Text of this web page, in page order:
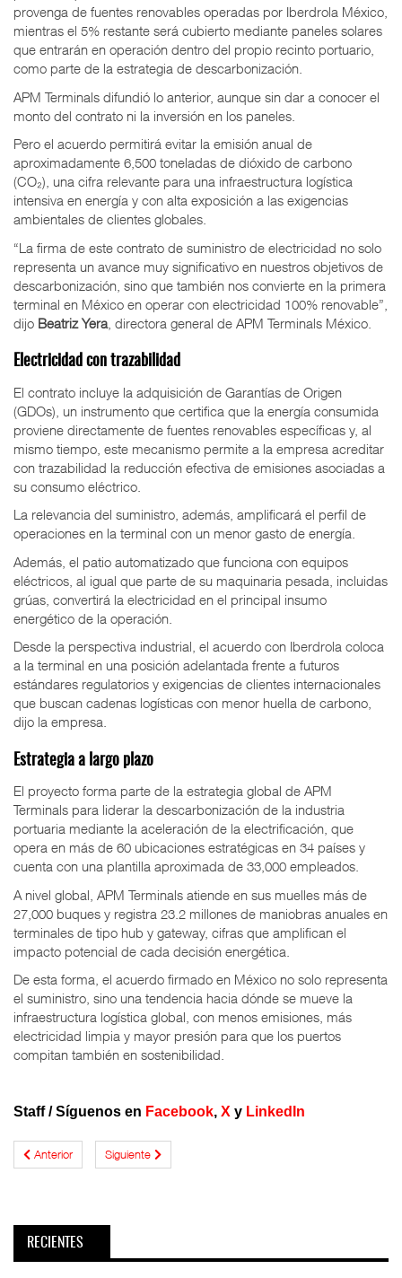
provenga de fuentes renovables operadas por Iberdrola México,
mientras el 5% restante será cubierto mediante paneles solares
que entrarán en operación dentro del propio recinto portuario,
como parte de la estrategia de descarbonización.
APM Terminals difundió lo anterior, aunque sin dar a conocer el
monto del contrato ni la inversión en los paneles.
Pero el acuerdo permitirá evitar la emisión anual de
aproximadamente 6,500 toneladas de dióxido de carbono
(CO₂), una cifra relevante para una infraestructura logística
intensiva en energía y con alta exposición a las exigencias
ambientales de clientes globales.
“La firma de este contrato de suministro de electricidad no solo
representa un avance muy significativo en nuestros objetivos de
descarbonización, sino que también nos convierte en la primera
terminal en México en operar con electricidad 100% renovable”,
dijo Beatriz Yera, directora general de APM Terminals México.
Electricidad con trazabilidad
El contrato incluye la adquisición de Garantías de Origen
(GDOs), un instrumento que certifica que la energía consumida
proviene directamente de fuentes renovables específicas y, al
mismo tiempo, este mecanismo permite a la empresa acreditar
con trazabilidad la reducción efectiva de emisiones asociadas a
su consumo eléctrico.
La relevancia del suministro, además, amplificará el perfil de
operaciones en la terminal con un menor gasto de energía.
Además, el patio automatizado que funciona con equipos
eléctricos, al igual que parte de su maquinaria pesada, incluidas
grúas, convertirá la electricidad en el principal insumo
energético de la operación.
Desde la perspectiva industrial, el acuerdo con Iberdrola coloca
a la terminal en una posición adelantada frente a futuros
estándares regulatorios y exigencias de clientes internacionales
que buscan cadenas logísticas con menor huella de carbono,
dijo la empresa.
Estrategia a largo plazo
El proyecto forma parte de la estrategia global de APM
Terminals para liderar la descarbonización de la industria
portuaria mediante la aceleración de la electrificación, que
opera en más de 60 ubicaciones estratégicas en 34 países y
cuenta con una plantilla aproximada de 33,000 empleados.
A nivel global, APM Terminals atiende en sus muelles más de
27,000 buques y registra 23.2 millones de maniobras anuales en
terminales de tipo hub y gateway, cifras que amplifican el
impacto potencial de cada decisión energética.
De esta forma, el acuerdo firmado en México no solo representa
el suministro, sino una tendencia hacia dónde se mueve la
infraestructura logística global, con menos emisiones, más
electricidad limpia y mayor presión para que los puertos
compitan también en sostenibilidad.
Staff /Síguenos en Facebook, X y LinkedIn
Anterior Siguiente
RECIENTES